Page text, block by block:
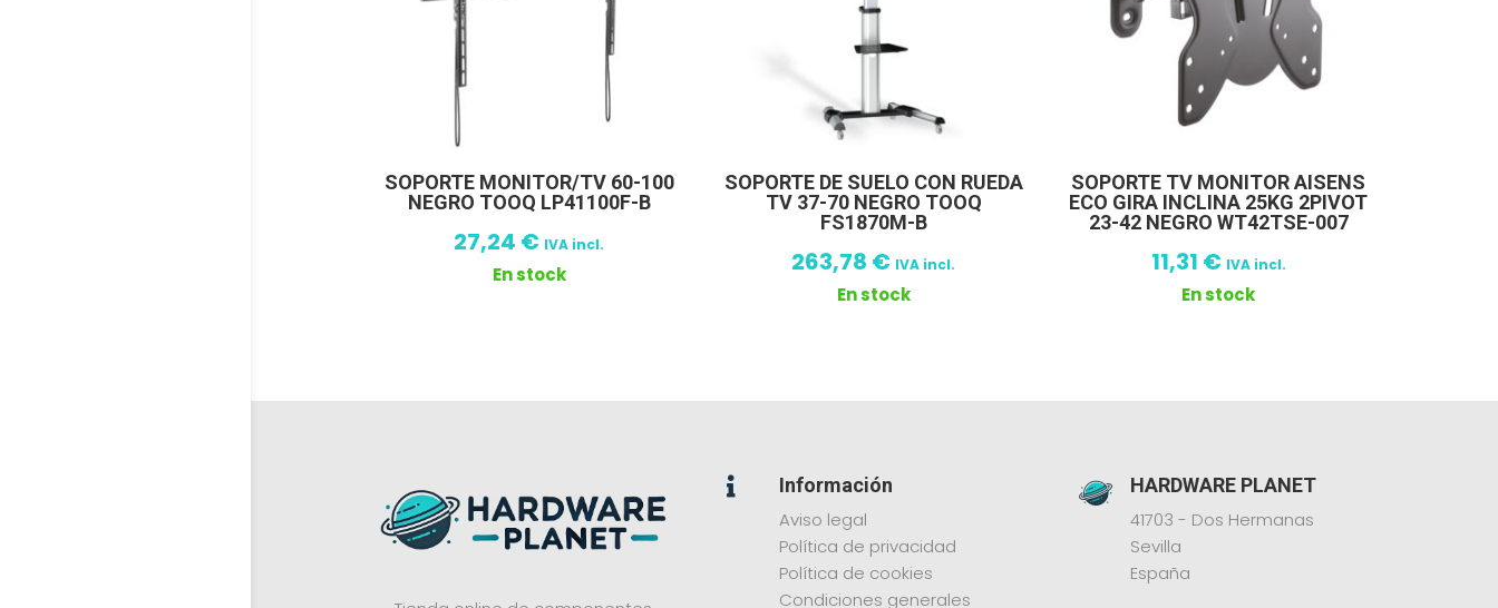
SOPORTE MONITOR/TV 60-100
NEGRO TOOQ LP41100F-B
27,24 € IVA incl.
En stock
SOPORTE DE SUELO CON RUEDA
TV 37-70 NEGRO TOOQ
FS1870M-B
263,78 € IVA incl.
En stock
SOPORTE TV MONITOR AISENS
ECO GIRA INCLINA 25KG 2PIVOT
23-42 NEGRO WT42TSE-007
11,31 € IVA incl.
En stock

Información
Aviso legal
Política de privacidad
Política de cookies
Condiciones generales
HARDWARE PLANET
41703 - Dos Hermanas
Sevilla
España